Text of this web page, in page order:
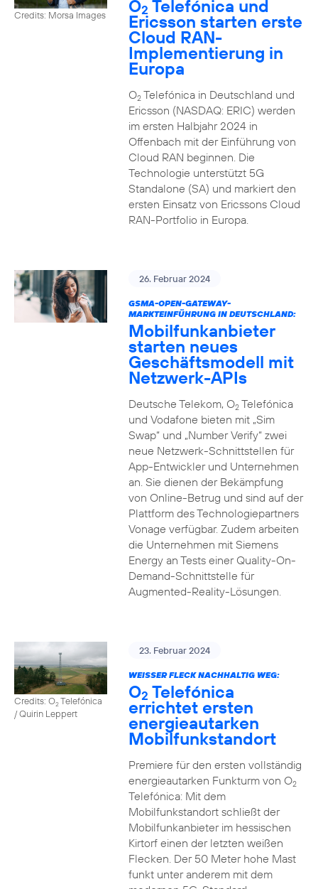
Credits: Morsa Images O2 Telefónica und
Ericsson starten erste
Cloud RAN-
Implementierung in
Europa
O2Telefónica in Deutschland und
Ericsson (NASDAQ: ERIC) werden
im ersten Halbjahr 2024 in
Offenbach mit der Einführung von
Cloud RAN beginnen. Die
Technologie unterstützt 5G
Standalone (SA) und markiert den
ersten Einsatz von Ericssons Cloud
RAN-Portfolio in Europa.
26. Februar 2024
GSMA-OPEN-GATEWAY-
MARKTEINFÜHRUNG IN DEUTSCHLAND:
Mobilfunkanbieter
starten neues
Geschäftsmodell mit
Netzwerk-APIs
Deutsche Telekom, O2Telefónica
und Vodafone bieten mit „Sim
Swap“ und „Number Verify“ zwei
neue Netzwerk-Schnittstellen für
App-Entwickler und Unternehmen
an. Sie dienen der Bekämpfung
von Online-Betrug und sind auf der
Plattform des Technologiepartners
Vonage verfügbar. Zudem arbeiten
die Unternehmen mit Siemens
Energy an Tests einer Quality-On-
Demand-Schnittstelle für
Augmented-Reality-Lösungen.
Credits: O2Telefónica
/ Quirin Leppert
23. Februar 2024
WEISSER FLECK NACHHALTIG WEG:
O2 Telefónica
errichtet ersten
energieautarken
Mobilfunkstandort
Premiere für den ersten vollständig
energieautarken Funkturm von O2
Telefónica: Mit dem
Mobilfunkstandort schließt der
Mobilfunkanbieter im hessischen
Kirtorf einen der letzten weißen
Flecken. Der 50 Meter hohe Mast
funkt unter anderem mit dem